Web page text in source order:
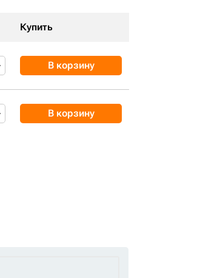
Купить
В корзину
В корзину